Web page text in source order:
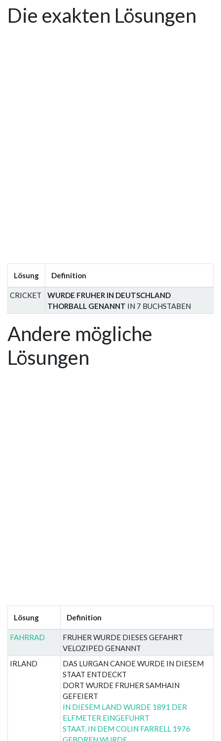
Die exakten Lösungen
Lösung Definition
CRICKET
WURDE FRUHER IN DEUTSCHLAND
THORBALL GENANNT IN 7 BUCHSTABEN
Andere mögliche
Lösungen
Lösung Definition
FAHRRAD
FRUHER WURDE DIESES GEFAHRT
VELOZIPED GENANNT
IRLAND
DAS LURGAN CANOE WURDE IN DIESEM
STAAT ENTDECKT
DORT WURDE FRUHER SAMHAIN
GEFEIERT
IN DIESEM LAND WURDE 1891 DER
ELFMETER EINGEFUHRT
STAAT, IN DEM COLIN FARRELL 1976